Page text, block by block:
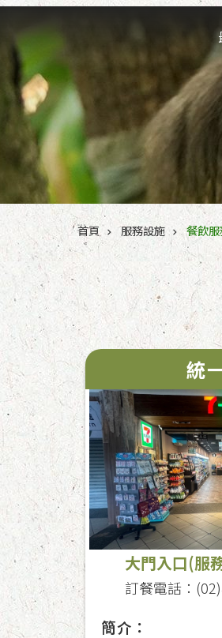
:::
首頁 服務設施 餐飲
統
大門入口(服
訂餐電話：
簡介：